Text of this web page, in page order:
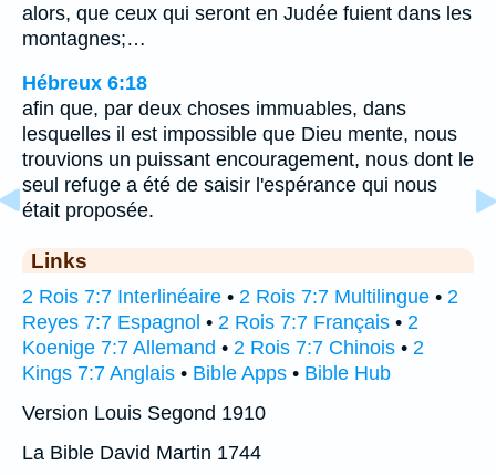
alors, que ceux qui seront en Judée fuient dans les
montagnes;…
Hébreux 6:18
afin que, par deux choses immuables, dans
lesquelles il est impossible que Dieu mente, nous
trouvions un puissant encouragement, nous dont le
seul refuge a été de saisir l'espérance qui nous
était proposée.
Links
2 Rois 7:7 Interlinéaire • 2 Rois 7:7 Multilingue • 2
Reyes 7:7 Espagnol • 2 Rois 7:7 Français • 2
Koenige 7:7 Allemand • 2 Rois 7:7 Chinois • 2
Kings 7:7 Anglais • Bible Apps • Bible Hub
Version Louis Segond 1910
La Bible David Martin 1744